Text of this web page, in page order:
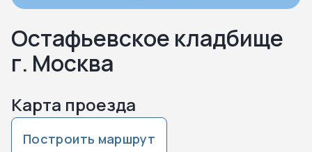
Остафьевское кладбище
г. Москва
Карта проезда
Построить маршрут
Нажмите чтобы посмотреть карту